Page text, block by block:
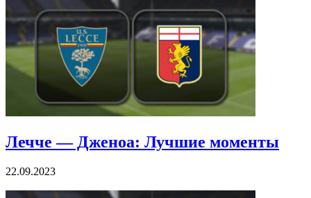
Лечче — Дженоа: Лучшие моменты
22.09.2023